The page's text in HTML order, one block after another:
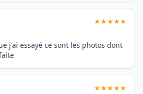
★★★★★
j'ai essayé ce sont les photos dont
★★★★★